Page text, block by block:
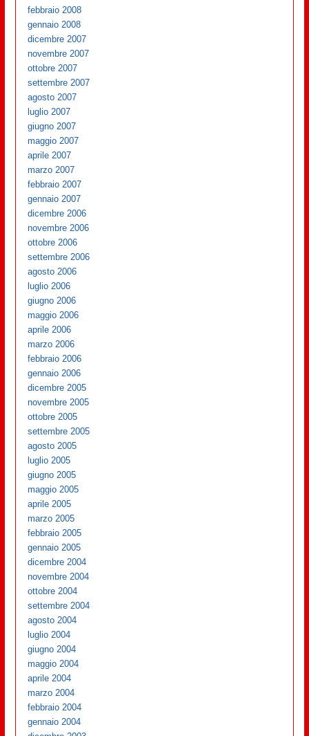
febbraio 2008
gennaio 2008
dicembre 2007
novembre 2007
ottobre 2007
settembre 2007
agosto 2007
luglio 2007
giugno 2007
maggio 2007
aprile 2007
marzo 2007
febbraio 2007
gennaio 2007
dicembre 2006
novembre 2006
ottobre 2006
settembre 2006
agosto 2006
luglio 2006
giugno 2006
maggio 2006
aprile 2006
marzo 2006
febbraio 2006
gennaio 2006
dicembre 2005
novembre 2005
ottobre 2005
settembre 2005
agosto 2005
luglio 2005
giugno 2005
maggio 2005
aprile 2005
marzo 2005
febbraio 2005
gennaio 2005
dicembre 2004
novembre 2004
ottobre 2004
settembre 2004
agosto 2004
luglio 2004
giugno 2004
maggio 2004
aprile 2004
marzo 2004
febbraio 2004
gennaio 2004